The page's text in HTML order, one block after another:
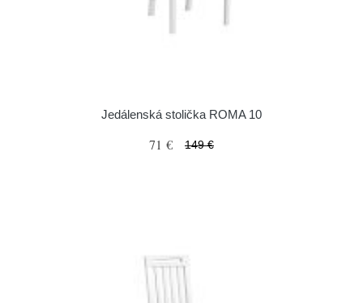
Jedálenská stolička ROMA 10
71 € 149 €